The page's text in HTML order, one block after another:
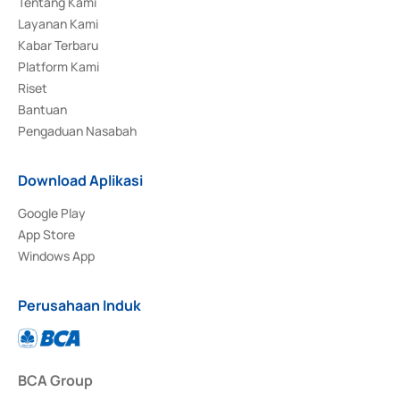
Layanan Kami
Kabar Terbaru
Platform Kami
Riset
Bantuan
Pengaduan Nasabah
Download Aplikasi
Google Play
App Store
Windows App
Perusahaan Induk
BCA Group